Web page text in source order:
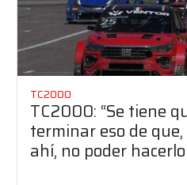
TC2000
TC2000: “Se tiene
terminar eso de que,
ahí, no poder hacerlo